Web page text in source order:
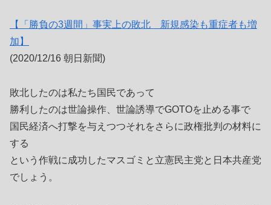
【「勝負の3週間」事実上の敗北 新規感染も重症者も増
加】
(2020/12/16 朝日新聞)
敗北したのは私たち国民であって
勝利したのは世論操作、世論誘導でGOTOを止める事で
国民経済へ打撃を与えつつそれをさらに政権批判の材料に
する
という作戦に成功したマスゴミと立憲民主党と日本共産党
でしょう。